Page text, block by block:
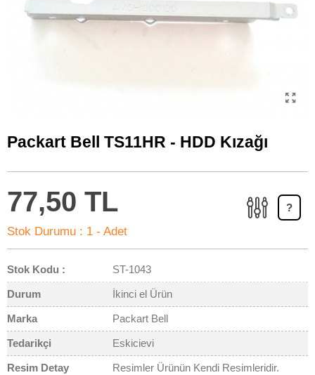
Packart Bell TS11HR - HDD Kızağı
77,50 TL
Stok Durumu : 1 - Adet
?
Stok Kodu : ST-1043
Durum İkinci el Ürün
Marka Packart Bell
Tedarikçi Eskicievi
Resim Detay Resimler Ürünün Kendi Resimleridir.